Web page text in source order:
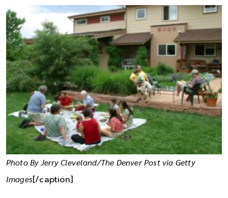
Photo By Jerry Cleveland/The Denver Post via Getty
Images[/caption]